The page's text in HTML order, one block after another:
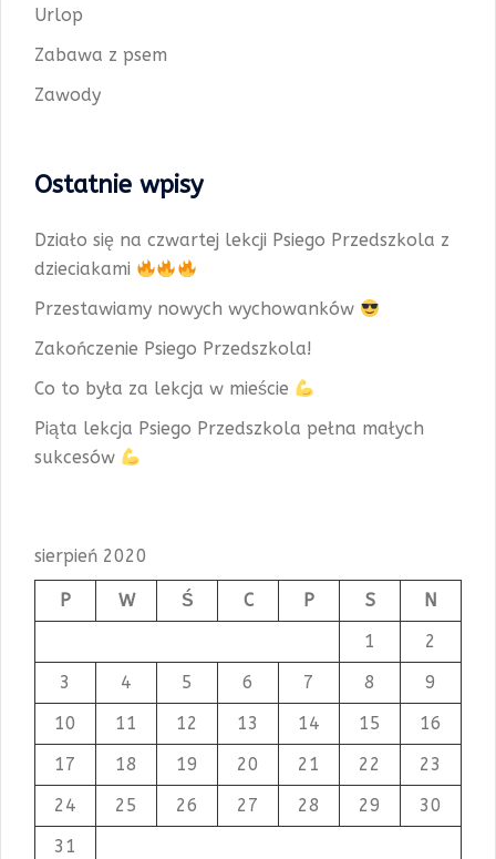
Urlop
Zabawa z psem
Zawody
Ostatnie wpisy
Działo się na czwartej lekcji Psiego Przedszkola z
dzieciakami
Przestawiamy nowych wychowanków
Zakończenie Psiego Przedszkola!
Co to była za lekcja w mieście
Piąta lekcja Psiego Przedszkola pełna małych
sukcesów
sierpień 2020
P W Ś C P S
N
1
2
3
4 5 6 7 8
9
10
11 12 13 14 15
16
17
18 19 20 21 22
23
24
25 26 27 28 29
30
31